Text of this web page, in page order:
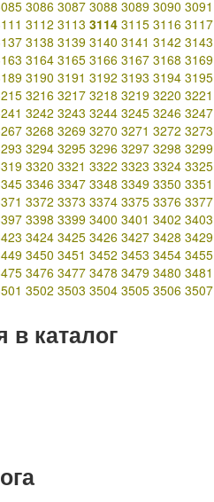
3086 3087 3088 3089 3090 3091
3112 3113 3114 3115 3116 3117
3138 3139 3140 3141 3142 3143
3164 3165 3166 3167 3168 3169
3190 3191 3192 3193 3194 3195
3216 3217 3218 3219 3220 3221
3242 3243 3244 3245 3246 3247
3268 3269 3270 3271 3272 3273
3294 3295 3296 3297 3298 3299
3320 3321 3322 3323 3324 3325
3346 3347 3348 3349 3350 3351
3372 3373 3374 3375 3376 3377
3398 3399 3400 3401 3402 3403
3424 3425 3426 3427 3428 3429
3450 3451 3452 3453 3454 3455
3476 3477 3478 3479 3480 3481
3502 3503 3504 3505 3506 3507
в каталог